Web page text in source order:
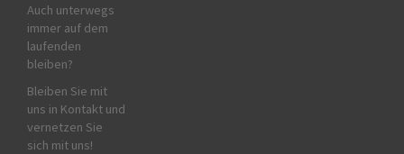
Auch unterwegs
immer auf dem
laufenden
bleiben?
Bleiben Sie mit
uns in Kontakt und
vernetzen Sie
sich mit uns!